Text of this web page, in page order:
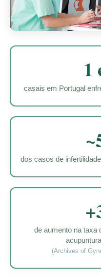
1
casais em Portugal
dos casos de
de aumento na taxa
(Archives of